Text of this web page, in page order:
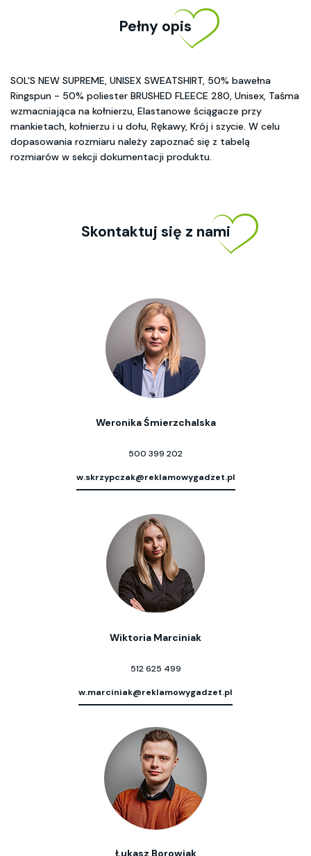
Pełny opis
SOL'S NEW SUPREME, UNISEX SWEATSHIRT, 50% bawełna
Ringspun - 50% poliester BRUSHED FLEECE 280, Unisex, Taśma
wzmacniająca na kołnierzu, Elastanowe ściągacze przy
mankietach, kołnierzu i u dołu, Rękawy, Krój i szycie. W celu
dopasowania rozmiaru należy zapoznać się z tabelą
rozmiarów w sekcji dokumentacji produktu.
Skontaktuj się z nami
Weronika Śmierzchalska
500 399 202
w.skrzypczak@reklamowygadzet.pl
Wiktoria Marciniak
512 625 499
w.marciniak@reklamowygadzet.pl
Łukasz Borowiak